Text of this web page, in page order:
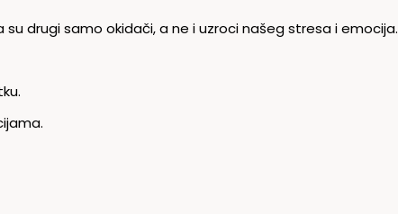
drugi samo okidači, a ne i uzroci našeg stresa i emocija.